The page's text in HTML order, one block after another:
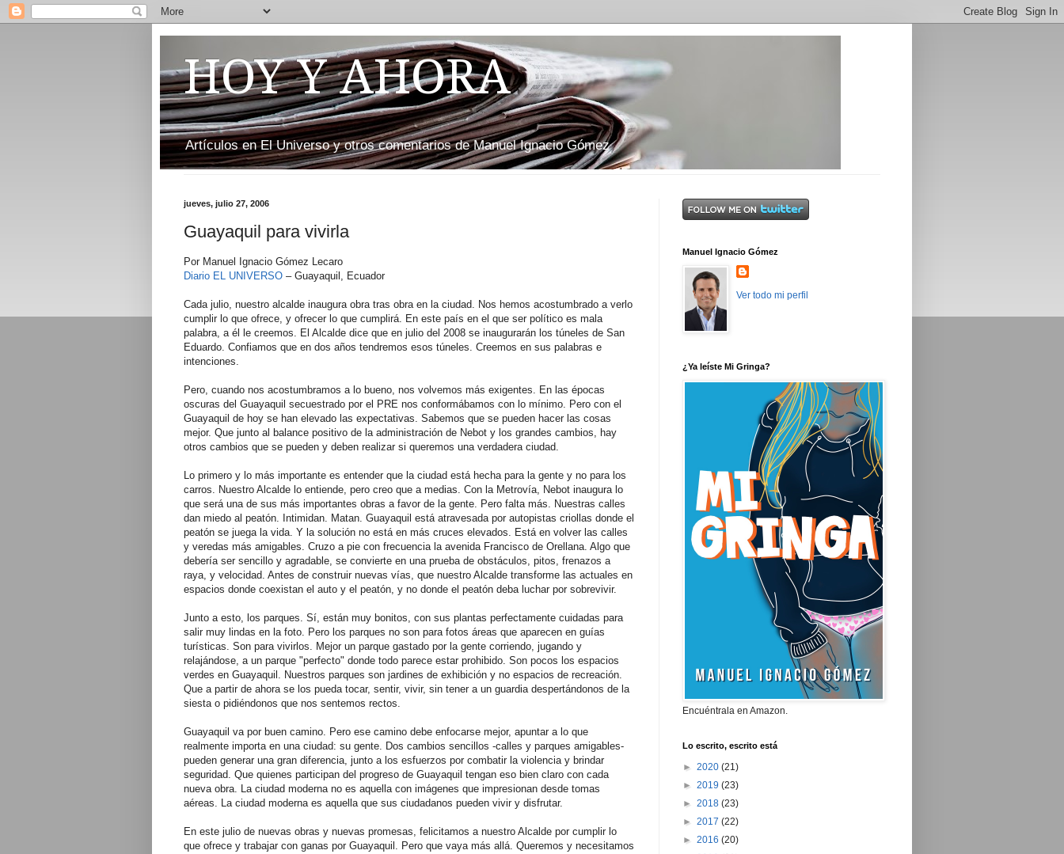
HOY Y AHORA
Artículos en El Universo y otros comentarios de Manuel Ignacio Gómez
jueves, julio 27, 2006
Guayaquil para vivirla
Por Manuel Ignacio Gómez Lecaro
Diario EL UNIVERSO – Guayaquil, Ecuador
Cada julio, nuestro alcalde inaugura obra tras obra en la ciudad. Nos hemos acostumbrado a verlo
cumplir lo que ofrece, y ofrecer lo que cumplirá. En este país en el que ser político es mala
palabra, a él le creemos. El Alcalde dice que en julio del 2008 se inaugurarán los túneles de San
Eduardo. Confiamos que en dos años tendremos esos túneles. Creemos en sus palabras e
intenciones.
Pero, cuando nos acostumbramos a lo bueno, nos volvemos más exigentes. En las épocas
oscuras del Guayaquil secuestrado por el PRE nos conformábamos con lo mínimo. Pero con el
Guayaquil de hoy se han elevado las expectativas. Sabemos que se pueden hacer las cosas
mejor. Que junto al balance positivo de la administración de Nebot y los grandes cambios, hay
otros cambios que se pueden y deben realizar si queremos una verdadera ciudad.
Lo primero y lo más importante es entender que la ciudad está hecha para la gente y no para los
carros. Nuestro Alcalde lo entiende, pero creo que a medias. Con la Metrovía, Nebot inaugura lo
que será una de sus más importantes obras a favor de la gente. Pero falta más. Nuestras calles
dan miedo al peatón. Intimidan. Matan. Guayaquil está atravesada por autopistas criollas donde el
peatón se juega la vida. Y la solución no está en más cruces elevados. Está en volver las calles
y veredas más amigables. Cruzo a pie con frecuencia la avenida Francisco de Orellana. Algo que
debería ser sencillo y agradable, se convierte en una prueba de obstáculos, pitos, frenazos a
raya, y velocidad. Antes de construir nuevas vías, que nuestro Alcalde transforme las actuales en
espacios donde coexistan el auto y el peatón, y no donde el peatón deba luchar por sobrevivir.
Junto a esto, los parques. Sí, están muy bonitos, con sus plantas perfectamente cuidadas para
salir muy lindas en la foto. Pero los parques no son para fotos áreas que aparecen en guías
turísticas. Son para vivirlos. Mejor un parque gastado por la gente corriendo, jugando y
relajándose, a un parque "perfecto" donde todo parece estar prohibido. Son pocos los espacios
verdes en Guayaquil. Nuestros parques son jardines de exhibición y no espacios de recreación.
Que a partir de ahora se los pueda tocar, sentir, vivir, sin tener a un guardia despertándonos de la
siesta o pidiéndonos que nos sentemos rectos.
Guayaquil va por buen camino. Pero ese camino debe enfocarse mejor, apuntar a lo que
realmente importa en una ciudad: su gente. Dos cambios sencillos -calles y parques amigables-
pueden generar una gran diferencia, junto a los esfuerzos por combatir la violencia y brindar
seguridad. Que quienes participan del progreso de Guayaquil tengan eso bien claro con cada
nueva obra. La ciudad moderna no es aquella con imágenes que impresionan desde tomas
aéreas. La ciudad moderna es aquella que sus ciudadanos pueden vivir y disfrutar.
En este julio de nuevas obras y nuevas promesas, felicitamos a nuestro Alcalde por cumplir lo
que ofrece y trabajar con ganas por Guayaquil. Pero que vaya más allá. Queremos y necesitamos
Manuel Ignacio Gómez
Ver todo mi perfil
¿Ya leíste Mi Gringa?
Encuéntrala en Amazon.
Lo escrito, escrito está
► 2020 (21)
► 2019 (23)
► 2018 (23)
► 2017 (22)
► 2016 (20)